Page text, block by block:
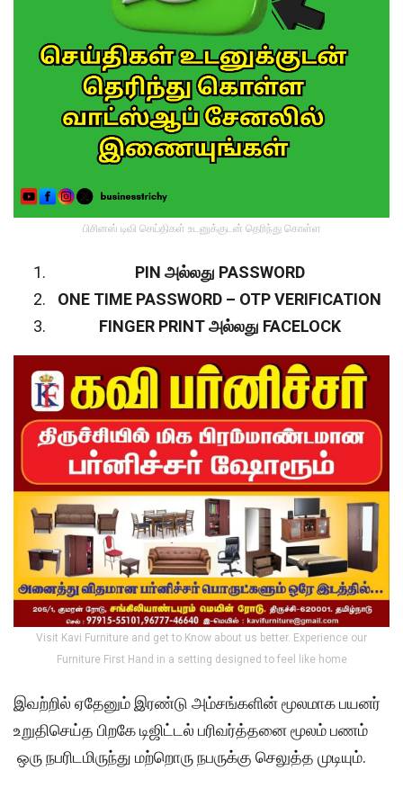
பிசினஸ் டிவி செய்திகள் உடனுக்குடன் தெரிந்து கொள்ள
PIN அல்லது PASSWORD
ONE TIME PASSWORD – OTP VERIFICATION
FINGER PRINT அல்லது FACELOCK
Visit Kavi Furniture and get to Know about us better. Experience our
Furniture First Hand in a setting designed to feel like home
இவற்றில் ஏதேனும் இரண்டு அம்சங்களின் மூலமாக பயனர்
உறுதிசெய்த பிறகே டிஜிட்டல் பரிவர்த்தனை மூலம் பணம்
ஒரு நபரிடமிருந்து மற்றொரு நபருக்கு செலுத்த முடியும்.